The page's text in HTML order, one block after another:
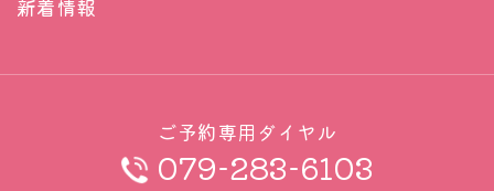
新着情報
ご予約専用ダイヤル
079-283-6103